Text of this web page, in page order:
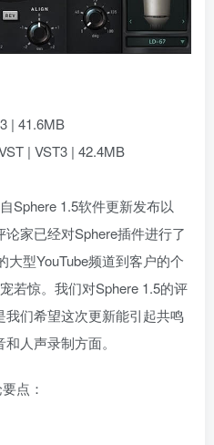
| 41.6MB
| VST3 | 42.4MB
Sphere 1.5软件更新发布以
家已经对Sphere插件进行了
大型YouTube频道到客户的个
若惊。我们对Sphere 1.5的评
们希望这次更新能引起共鸣
人声录制方面。
点：